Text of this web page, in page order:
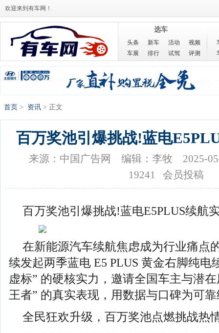
欢迎来到有车网！
选车
头条 新车 活动
视频
车展
排行 试驾 评测
首页 > 资讯 > 正文
百万奖池引爆挑战!蓝电
来源：中国广告网 编辑：李牧
2025-
19241 会员投稿
百万奖池引爆挑战!蓝电E5PLUS续航
在新能源汽车续航焦虑成为行业痛点
续发起两季蓝电 E5 PLUS 黄金右脚纯电
虚标” 的硬核实力，邀请全国车主与潜
王者” 的真实表现，用数据与口碑为可
全民狂欢升级，百万奖池点燃挑战热